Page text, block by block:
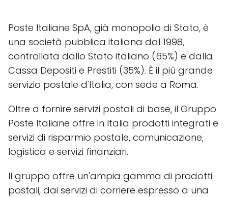
Poste Italiane SpA, già monopolio di Stato, è
una società pubblica italiana dal 1998,
controllata dallo Stato italiano (65%) e dalla
Cassa Depositi e Prestiti (35%). È il più grande
servizio postale d'Italia, con sede a Roma.
Oltre a fornire servizi postali di base, il Gruppo
Poste Italiane offre in Italia prodotti integrati e
servizi di risparmio postale, comunicazione,
logistica e servizi finanziari.
Il gruppo offre un'ampia gamma di prodotti
postali, dai servizi di corriere espresso a una